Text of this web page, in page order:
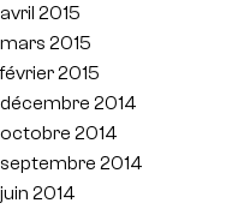
avril 2015
mars 2015
février 2015
décembre 2014
octobre 2014
septembre 2014
juin 2014